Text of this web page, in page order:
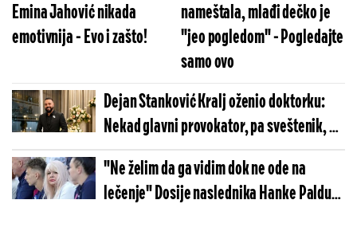
Emina Jahović nikada
emotivnija - Evo i zašto!
nameštala, mlađi dečko je
"jeo pogledom" - Pogledajte
samo ovo
Dejan Stanković Kralj oženio doktorku:
Nekad glavni provokator, pa sveštenik, a
sad i predsednik stanke stao na ludi
kamen
"Ne želim da ga vidim dok ne ode na
lečenje" Dosije naslednika Hanke Paldum